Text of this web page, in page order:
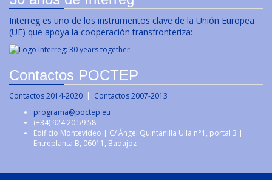
Interreg es uno de los instrumentos clave de la Unión Europea
(UE) que apoya la cooperación transfronteriza:
Contactos POCTEP
Contactos 2014-2020 | Contactos 2007-2013
programa@poctep.eu
(+34) 924 20 59 58
Edificio Montevideo | C/ Ángel Quintanilla Ulla n°1, portal 3 |
Entreplanta B, 06011, Badajoz